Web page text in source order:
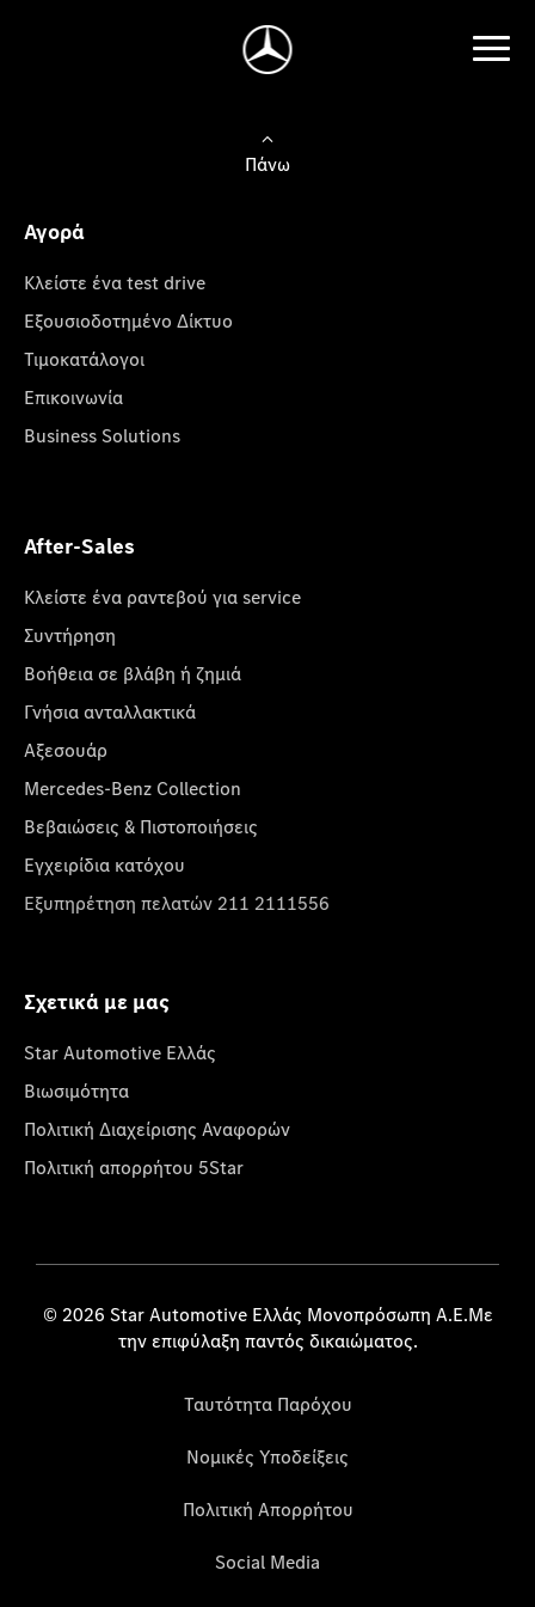
Πάνω
Αγορά
Κλείστε ένα test drive
Εξουσιοδοτημένο Δίκτυο
Τιμοκατάλογοι
Επικοινωνία
Business Solutions
After-Sales
Κλείστε ένα ραντεβού για service
Συντήρηση
Βοήθεια σε βλάβη ή ζημιά
Γνήσια ανταλλακτικά
Αξεσουάρ
Mercedes-Benz Collection
Βεβαιώσεις & Πιστοποιήσεις
Εγχειρίδια κατόχου
Εξυπηρέτηση πελατών 211 2111556
Σχετικά με μας
Star Automotive Ελλάς
Βιωσιμότητα
Πολιτική Διαχείρισης Αναφορών
Πολιτική απορρήτου 5Star
© 2026 Star Automotive Ελλάς Μονοπρόσωπη Α.Ε.Με
την επιφύλαξη παντός δικαιώματος.
Ταυτότητα Παρόχου
Νομικές Υποδείξεις
Πολιτική Απορρήτου
Social Media